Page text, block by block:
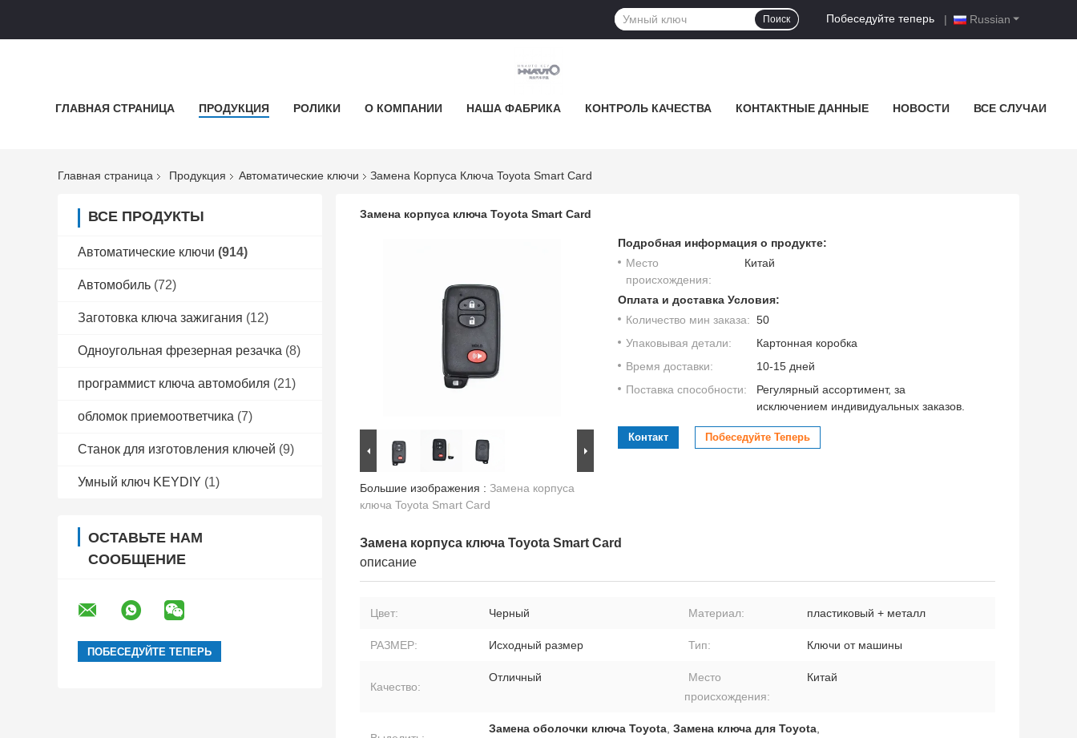
Russian
Побеседуйте теперь |
Поиск
ГЛАВНАЯ СТРАНИЦА ПРОДУКЦИЯ РОЛИКИ О КОМПАНИИ НАША ФАБРИКА КОНТРОЛЬ КАЧЕСТВА КОНТАКТНЫЕ ДАННЫЕ НОВОСТИ ВСЕ СЛУЧАИ
Главная страница Продукция Автоматические ключи Замена Корпуса Ключа Toyota Smart Card
ВСЕ ПРОДУКТЫ
Автоматические ключи (914)
Автомобиль (72)
Заготовка ключа зажигания (12)
Одноугольная фрезерная резачка (8)
программист ключа автомобиля (21)
обломок приемоответчика (7)
Станок для изготовления ключей (9)
Умный ключ KEYDIY (1)
ОСТАВЬТЕ НАМ
СООБЩЕНИЕ
Замена корпуса ключа Toyota Smart Card
Большие изображения : Замена корпуса
ключа Toyota Smart Card
Подробная информация о продукте:
Место
происхождения:
Китай
Оплата и доставка Условия:
Количество мин заказа: 50
Упаковывая детали:
Картонная коробка
Время доставки:
10-15 дней
Поставка способности:
Регулярный ассортимент, за
исключением индивидуальных заказов.
Контакт Побеседуйте Теперь
Замена корпуса ключа Toyota Smart Card
описание
Цвет: Черный Материал: пластиковый + металл
РАЗМЕР: Исходный размер Тип: Ключи от машины
Качество:
Отличный
Место
происхождения:
Китай
Замена оболочки ключа Toyota, Замена ключа для Toyota,